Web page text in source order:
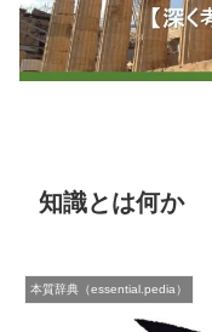
知識とは何か
本質辞典（essential.pedia）